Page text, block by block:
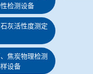
检测设备
灰活性度测定
焦炭物理检测
设备